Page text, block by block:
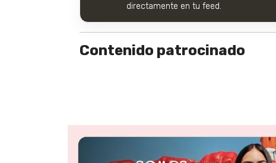
directamente en tu feed.
Contenido patrocinado